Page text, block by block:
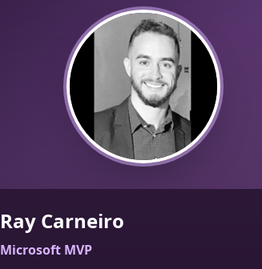
Ray Carneiro
Microsoft MVP